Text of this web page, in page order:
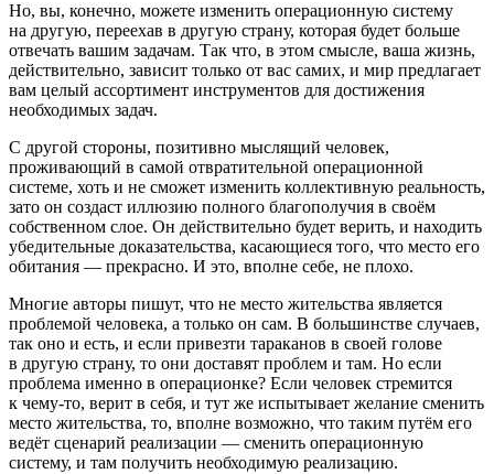
Но, вы, конечно, можете изменить операционную систему
на другую, переехав в другую страну, которая будет больше
отвечать вашим задачам. Так что, в этом смысле, ваша жизнь,
действительно, зависит только от вас самих, и мир предлагает
вам целый ассортимент инструментов для достижения
необходимых задач.
С другой стороны, позитивно мыслящий человек,
проживающий в самой отвратительной операционной
системе, хоть и не сможет изменить коллективную реальность,
зато он создаст иллюзию полного благополучия в своём
собственном слое. Он действительно будет верить, и находить
убедительные доказательства, касающиеся того, что место его
обитания — прекрасно. И это, вполне себе, не плохо.
Многие авторы пишут, что не место жительства является
проблемой человека, а только он сам. В большинстве случаев,
так оно и есть, и если привезти тараканов в своей голове
в другую страну, то они доставят проблем и там. Но если
проблема именно в операционке? Если человек стремится
к чему-то, верит в себя, и тут же испытывает желание сменить
место жительства, то, вполне возможно, что таким путём его
ведёт сценарий реализации — сменить операционную
систему, и там получить необходимую реализацию.